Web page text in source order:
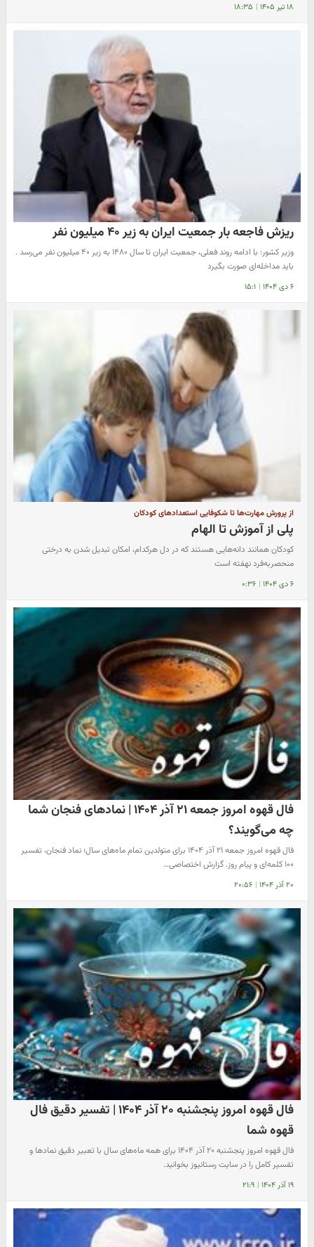
۱۸ تیر ۱۴۰۵ | ۱۸:۳۵
ریزش فاجعه بار جمعیت ایران به زیر ۴۰ میلیون نفر
وزیر کشور: با ادامه روند فعلی، جمعیت ایران تا سال ۱۴۸۰ به زیر ۴۰ میلیون نفر می‌رسد .
باید مداخله‌ای صورت بگیرد
۶ دی ۱۴۰۴ | ۱۵:۱
از پرورش مهارت‌ها تا شکوفایی استعدادهای کودکان
پلی از آموزش تا الهام
کودکان همانند دانه‌هایی هستند که در دل هرکدام، امکان تبدیل شدن به درختی
منحصر‌به‌فرد نهفته است
۶ دی ۱۴۰۴ | ۰:۳۶
فال قهوه امروز جمعه ۲۱ آذر ۱۴۰۴ | نمادهای فنجان شما
چه می‌گویند؟
فال قهوه امروز جمعه ۲۱ آذر ۱۴۰۴ برای متولدین تمام ماه‌های سال؛ نماد فنجان، تفسیر
۱۰۰ کلمه‌ای و پیام روز. گزارش اختصاصی…
۲۰ آذر ۱۴۰۴ | ۲۰:۵۶
فال قهوه امروز پنجشنبه ۲۰ آذر ۱۴۰۴ | تفسیر دقیق فال
قهوه شما
فال قهوه امروز پنجشنبه ۲۰ آذر ۱۴۰۴ برای همه ماه‌های سال با تعبیر دقیق نمادها و
تفسیر کامل را در سایت رستانیوز بخوانید.
۱۹ آذر ۱۴۰۴ | ۲۱:۹